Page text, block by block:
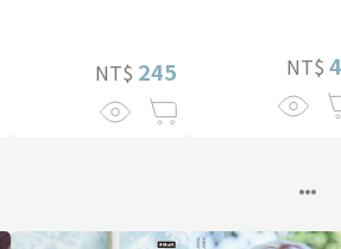
NT$ 245 NT$